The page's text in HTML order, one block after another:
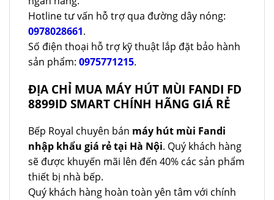
Hotline tư vấn hỗ trợ qua đường dây nóng:
0978028661.
Số điện thoại hỗ trợ kỹ thuật lắp đặt bảo hành
sản phẩm: 0975771215.
ĐỊA CHỈ MUA MÁY HÚT MÙI FANDI FD
8899ID SMART CHÍNH HÃNG GIÁ RẺ
Bếp Royal chuyên bán máy hút mùi Fandi
nhập khẩu giá rẻ tại Hà Nội. Quý khách hàng
sẽ được khuyến mãi lên đến 40% các sản phẩm
thiết bị nhà bếp.
Quý khách hàng hoàn toàn yên tâm với chính